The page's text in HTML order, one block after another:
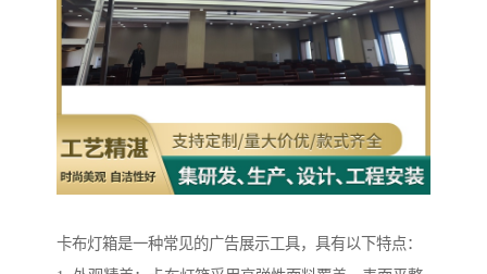
卡布灯箱是一种常见的广告展示工具，具有以下特点：